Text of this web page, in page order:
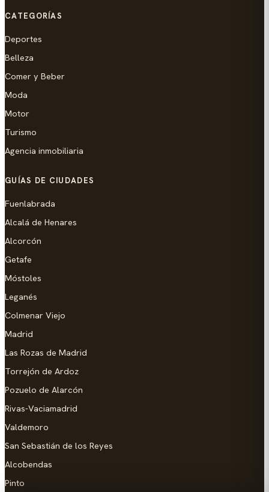
CATEGORÍAS
Deportes
Belleza
Comer y Beber
Moda
Motor
Turismo
Agencia inmobiliaria
GUÍAS DE CIUDADES
Fuenlabrada
Alcalá de Henares
Alcorcón
Getafe
Móstoles
Leganés
Colmenar Viejo
Madrid
Las Rozas de Madrid
Torrejón de Ardoz
Pozuelo de Alarcón
Rivas-Vaciamadrid
Valdemoro
San Sebastián de los Reyes
Alcobendas
Pinto